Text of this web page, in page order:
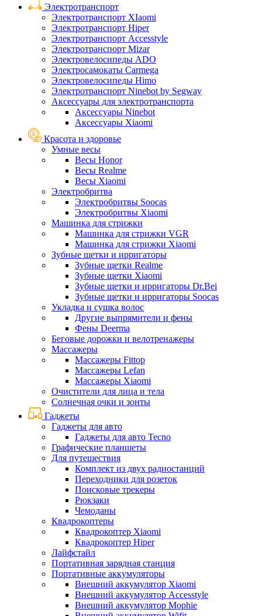
Электротранспорт
Электротранспорт XIaomi
Электротранспорт Hiper
Электротранспорт Accesstyle
Электротранспорт Mizar
Электровелосипеды ADO
Электросамокаты Carmega
Электровелосипеды Himo
Электротранспорт Ninebot by Segway
Аксессуары для электротранспорта
Аксессуары Ninebot
Аксессуары Xiaomi
Красота и здоровье
Умные весы
Весы Honor
Весы Realme
Весы Xiaomi
Электробритва
Электробритвы Soocas
Электробритвы Xiaomi
Машинка для стрижки
Машинка для стрижки VGR
Машинка для стрижки Xiaomi
Зубные щетки и ирригаторы
Зубные щетки Realme
Зубные щетки Xiaomi
Зубные щетки и ирригаторы Dr.Bei
Зубные щетки и ирригаторы Soocas
Укладка и сушка волос
Другие выпрямители и фены
Фены Deerma
Беговые дорожки и велотренажеры
Массажеры
Массажеры Fittop
Массажеры Lefan
Массажеры Xiaomi
Очистители для лица и тела
Солнечная очки и зонты
Гаджеты
Гаджеты для авто
Гаджеты для авто Tecno
Графические планшеты
Для путешествия
Комплект из двух радиостанций
Переходники для розеток
Поисковые трекеры
Рюкзаки
Чемоданы
Квадрокоптеры
Квадрокоптер Xiaomi
Квадрокоптер Hiper
Лайфстайл
Портативная зарядная станция
Портативные аккумуляторы
Внешний аккумулятор Xiaomi
Внешний аккумулятор Accesstyle
Внешний аккумулятор Mophie